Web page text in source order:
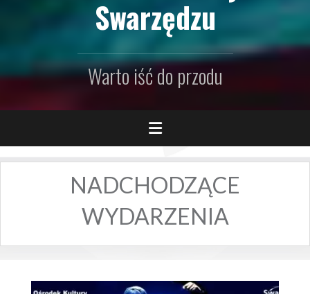
Swarzędzu
Warto iść do przodu
NADCHODZĄCE
WYDARZENIA